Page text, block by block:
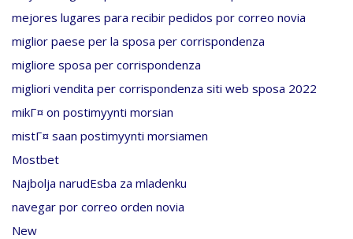
mejores lugares para recibir pedidos por correo novia
miglior paese per la sposa per corrispondenza
migliore sposa per corrispondenza
migliori vendita per corrispondenza siti web sposa 2022
mikГ¤ on postimyynti morsian
mistГ¤ saan postimyynti morsiamen
Mostbet
Najbolja narudЕѕba za mladenku
navegar por correo orden novia
New